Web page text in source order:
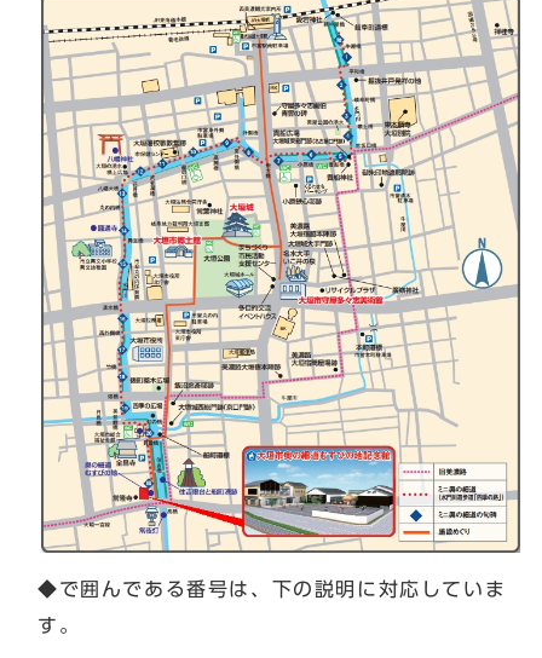
◆で囲んである番号は、下の説明に対応していま
す。